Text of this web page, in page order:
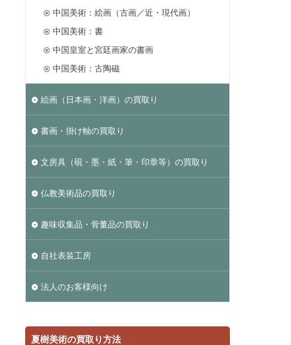
中国美術：絵画（古画／近・現代画）
中国美術：書
中国皇室と宮廷画家の書画
中国美術：古陶磁
絵画（日本画・洋画）の買取り
書画・掛け軸の買取り
文房具（硯・墨・紙・筆・印章等）の買取り
仏教美術品の買取り
趣味収集品・骨董品の買取り
自社表装工房
法人のお客様向け
夏樹美術の買取り方法